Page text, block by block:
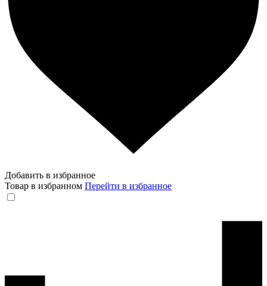
Добавить в избранное
Товар в избранном Перейти в избранное